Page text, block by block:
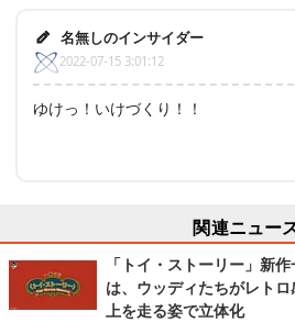
名無しのインサイダー
2022-07-15 3:01:12
ゆけっ！いけづくり！！
関連ニュース
「トイ・ストーリー」新
は、ウッディたちがレト
上を走る姿で立体化